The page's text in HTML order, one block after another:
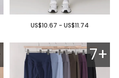
US$10.67 - US$11.74
7+